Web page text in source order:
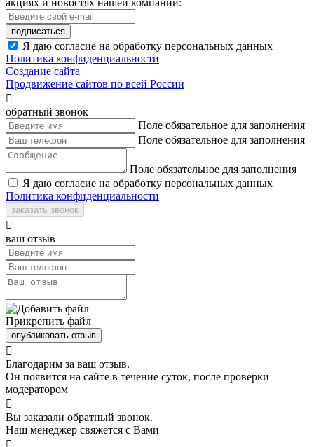
подписаться
Я даю согласие на обработку персональных данных
Политика конфиденциальности
Создание сайта
Продвижение сайтов по всей России

обратный звонок
Поле обязательное для заполнения
Поле обязательное для заполнения
Поле обязательное для заполнения
Я даю согласие на обработку персональных данных
Политика конфиденциальности
заказать звонок

ваш отзыв
Прикрепить файл
опубликовать отзыв

Благодарим за ваш отзыв.
Он появится на сайте в течение суток, после проверки
модератором

Вы заказали обратный звонок.
Наш менеджер свяжется с Вами
